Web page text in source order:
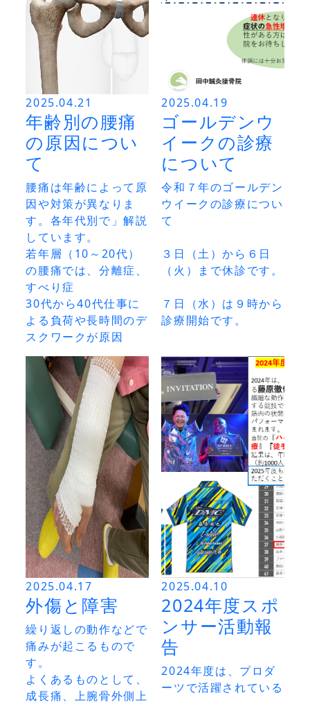
2025.04.21
年齢別の腰痛
の原因につい
て
腰痛は年齢によって原
因や対策が異なりま
す。各年代別で」解説
しています。
若年層（10～20代）
の腰痛では、分離症、
すべり症
30代から40代仕事に
よる負荷や長時間のデ
スクワークが原因
2025.04.19
ゴールデンウ
イークの診療
について
令和７年のゴールデン
ウイークの診療につい
て
３日（土）から６日
（火）まで休診です。
７日（水）は９時から
診療開始です。
2025.04.17
外傷と障害
繰り返しの動作などで
痛みが起こるもので
す。
よくあるものとして、
成長痛、上腕骨外側上
2025.04.10
2024年度スポ
ンサー活動報
告
2024年度は、プロダ
ーツで活躍されている